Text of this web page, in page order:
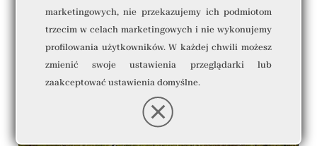
...[czytaj więcej]
marketingowych, nie przekazujemy ich podmiotom
trzecim w celach marketingowych i nie wykonujemy
profilowania użytkowników. W każdej chwili możesz
zmienić swoje ustawienia przeglądarki lub
zaakceptować ustawienia domyślne.